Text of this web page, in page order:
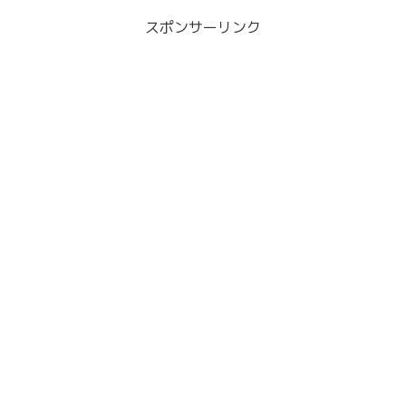
スポンサーリンク